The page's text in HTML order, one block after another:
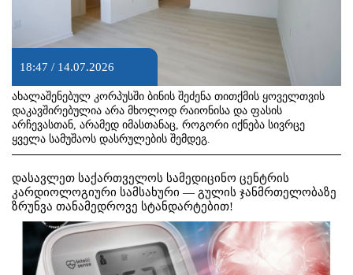
18:47 / 14.07.2026
ახალაშენებულ კორპუსში ბინის შეძენა თითქმის ყოველთვის
დაკავშირებულია არა მხოლოდ რაიონისა და ფასის
არჩევასთან, არამედ იმასთანაც, როგორი იქნება სივრცე
ყველა სამუშაოს დასრულების შემდეგ.
დასავლეთ საქართველოს სამედიცინო ცენტრის
კარდიოლოგიური სამსახური — გულის ჯანმრთელობაზე
ზრუნვა თანამედროვე სტანდარტებით!